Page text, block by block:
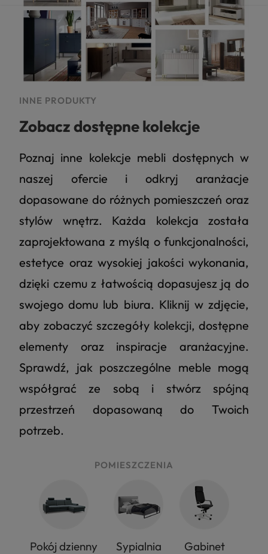
INNE PRODUKTY
Zobacz dostępne kolekcje
Poznaj inne kolekcje mebli dostępnych w
naszej ofercie i odkryj aranżacje
dopasowane do różnych pomieszczeń oraz
stylów wnętrz. Każda kolekcja została
zaprojektowana z myślą o funkcjonalności,
estetyce oraz wysokiej jakości wykonania,
dzięki czemu z łatwością dopasujesz ją do
swojego domu lub biura. Kliknij w zdjęcie,
aby zobaczyć szczegóły kolekcji, dostępne
elementy oraz inspiracje aranżacyjne.
Sprawdź, jak poszczególne meble mogą
współgrać ze sobą i stwórz spójną
przestrzeń dopasowaną do Twoich
potrzeb.
POMIESZCZENIA
Pokój dzienny Sypialnia Gabinet